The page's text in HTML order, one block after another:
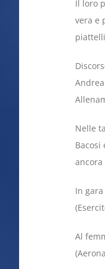
Il loro
vera e
Nelle
Bacosi
ancora
In
Al